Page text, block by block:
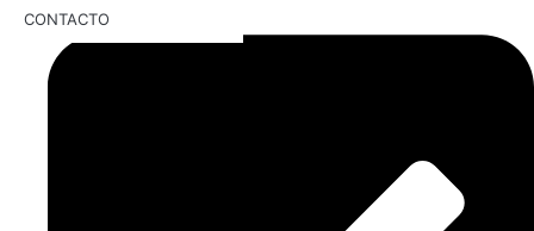
CONTACTO